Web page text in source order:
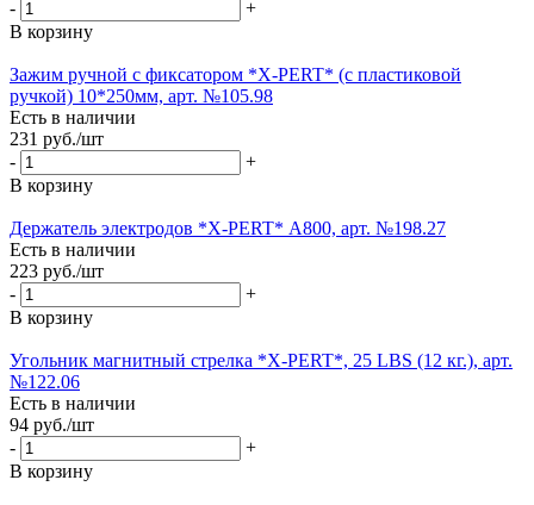
-
+
В корзину
Зажим ручной с фиксатором *X-PERT* (с пластиковой
ручкой) 10*250мм, арт. №105.98
Есть в наличии
231 руб./шт
-
+
В корзину
Держатель электродов *X-PERT* А800, арт. №198.27
Есть в наличии
223 руб./шт
-
+
В корзину
Угольник магнитный стрелка *X-PERT*, 25 LBS (12 кг.), арт.
№122.06
Есть в наличии
94 руб./шт
-
+
В корзину